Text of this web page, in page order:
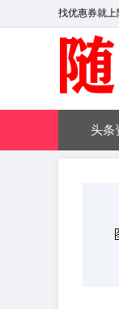
找优惠券就上
头条